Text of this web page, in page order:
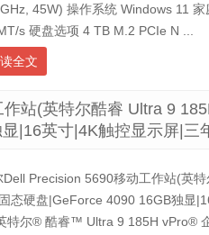
45W) 操作系统 Windows 11
s 硬盘选项 4 TB M.2 PCIe N ...
全文
站(英特尔酷睿 Ultra 9
|16英寸|4K触控显示屏|三
Dell Precision 5690移动工作站(英
态硬盘|GeForce 4090 16GB独显
特尔® 酷睿™ Ultra 9 185H vPro®